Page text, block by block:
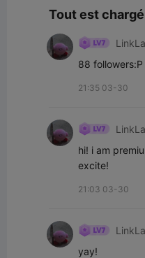
Tout est
88 followers:P
21:35 03-30
hi! i am
excite!
21:03 03-30
yay!